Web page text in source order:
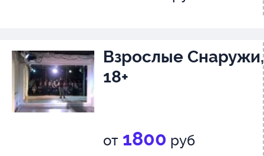
Взрослые Снаружи,
18+
от 1800 руб